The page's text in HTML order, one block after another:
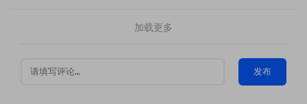
加载更多
发布